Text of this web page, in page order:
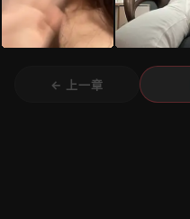
← 上一章